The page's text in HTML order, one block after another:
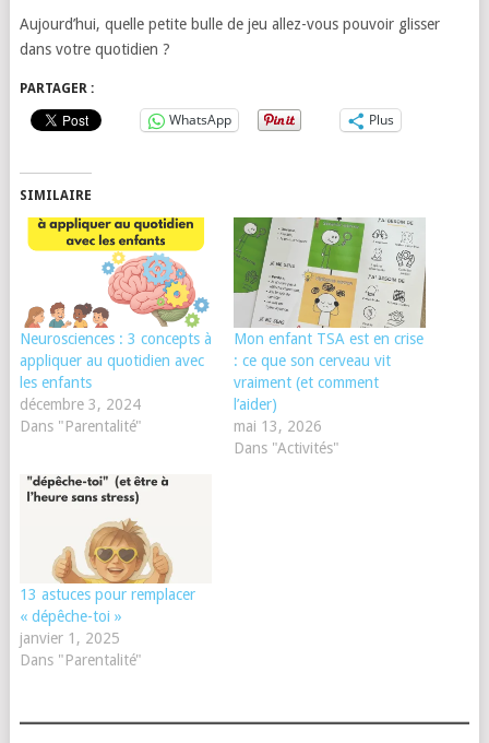
Aujourd’hui, quelle petite bulle de jeu allez-vous pouvoir glisser
dans votre quotidien ?
PARTAGER :
WhatsApp Plus
SIMILAIRE
Neurosciences : 3 concepts à
appliquer au quotidien avec
les enfants
décembre 3, 2024
Dans "Parentalité"
Mon enfant TSA est en crise
: ce que son cerveau vit
vraiment (et comment
l’aider)
mai 13, 2026
Dans "Activités"
13 astuces pour remplacer
« dépêche-toi »
janvier 1, 2025
Dans "Parentalité"